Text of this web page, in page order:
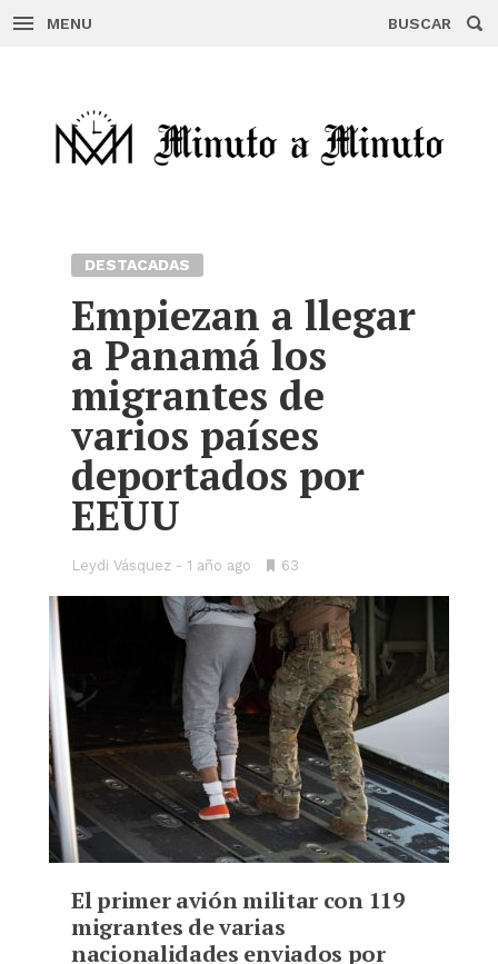
MENU BUSCAR
DESTACADAS
Empiezan a llegar
a Panamá los
migrantes de
varios países
deportados por
EEUU
Leydi Vásquez 1 año ago
•63
El primer avión militar con 119
migrantes de varias
nacionalidades enviados por